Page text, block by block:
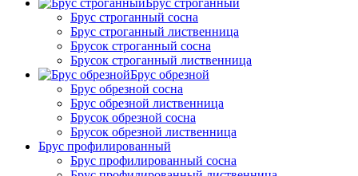
Брус строганный сосна
Брус строганный лиственница
Брусок строганный сосна
Брусок строганный лиственница
Брус обрезной
Брус обрезной сосна
Брус обрезной лиственница
Брусок обрезной сосна
Брусок обрезной лиственница
Брус профилированный
Брус профилированный сосна